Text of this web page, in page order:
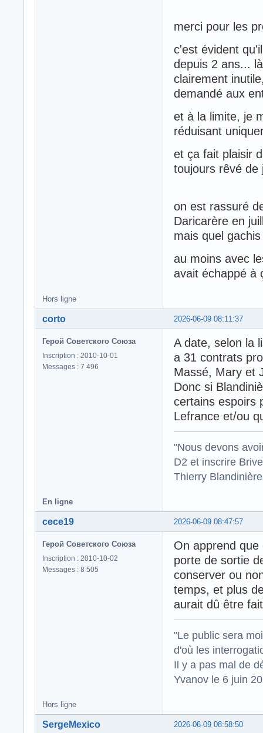
merci pour les
c'est évident
depuis 2 ans...
clairement
demandé aux
et à la limite, je
réduisant
et ça fait plaisir
toujours rêvé de
on est rassuré
Daricarère en
mais quel
au moins avec
avait échappé à
Hors ligne
2026-06-09 08:11:37
corto
Герой Советского Союза
Inscription : 2010-10-01
Messages : 7 496
A date, selon la
a 31 contrats
Massé, Mary et
Donc si
certains espoirs
Lefrance et/ou
"Nous devons
D2 et inscrire
Thierry
En ligne
2026-06-09 08:47:57
cece19
Герой Советского Союза
Inscription : 2010-10-02
Messages : 8 505
On apprend
porte de sortie
conserver ou
temps, et plus
aurait dû être
"Le public sera
d'où les
Il y a pas mal de
Yvanov le 6 juin
Hors ligne
2026-06-09 08:58:50
SergeMexico